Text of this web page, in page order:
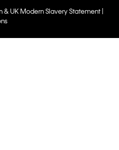
& UK Modern Slavery Statement |